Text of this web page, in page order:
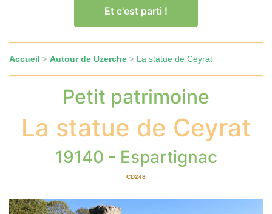
Et c'est parti !
Accueil > Autour de Uzerche > La statue de Ceyrat
Petit patrimoine
La statue de Ceyrat
19140 - Espartignac
CD248